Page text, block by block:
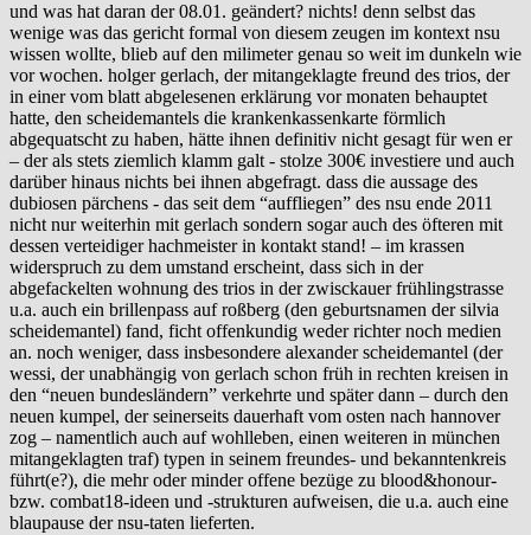
und was hat daran der 08.01. geändert? nichts! denn selbst das
wenige was das gericht formal von diesem zeugen im kontext nsu
wissen wollte, blieb auf den milimeter genau so weit im dunkeln wie
vor wochen. holger gerlach, der mitangeklagte freund des trios, der
in einer vom blatt abgelesenen erklärung vor monaten behauptet
hatte, den scheidemantels die krankenkassenkarte förmlich
abgequatscht zu haben, hätte ihnen definitiv nicht gesagt für wen er
– der als stets ziemlich klamm galt - stolze 300€ investiere und auch
darüber hinaus nichts bei ihnen abgefragt. dass die aussage des
dubiosen pärchens - das seit dem “auffliegen” des nsu ende 2011
nicht nur weiterhin mit gerlach sondern sogar auch des öfteren mit
dessen verteidiger hachmeister in kontakt stand! – im krassen
widerspruch zu dem umstand erscheint, dass sich in der
abgefackelten wohnung des trios in der zwisckauer frühlingstrasse
u.a. auch ein brillenpass auf roßberg (den geburtsnamen der silvia
scheidemantel) fand, ficht offenkundig weder richter noch medien
an. noch weniger, dass insbesondere alexander scheidemantel (der
wessi, der unabhängig von gerlach schon früh in rechten kreisen in
den “neuen bundesländern” verkehrte und später dann – durch den
neuen kumpel, der seinerseits dauerhaft vom osten nach hannover
zog – namentlich auch auf wohlleben, einen weiteren in münchen
mitangeklagten traf) typen in seinem freundes- und bekanntenkreis
führt(e?), die mehr oder minder offene bezüge zu blood&honour-
bzw. combat18-ideen und -strukturen aufweisen, die u.a. auch eine
blaupause der nsu-taten lieferten.